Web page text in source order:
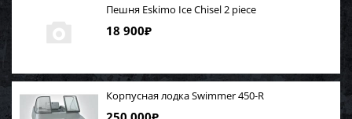
Пешня Eskimo Ice Chisel 2 piece
18 900₽
Корпусная лодка Swimmer 450-R